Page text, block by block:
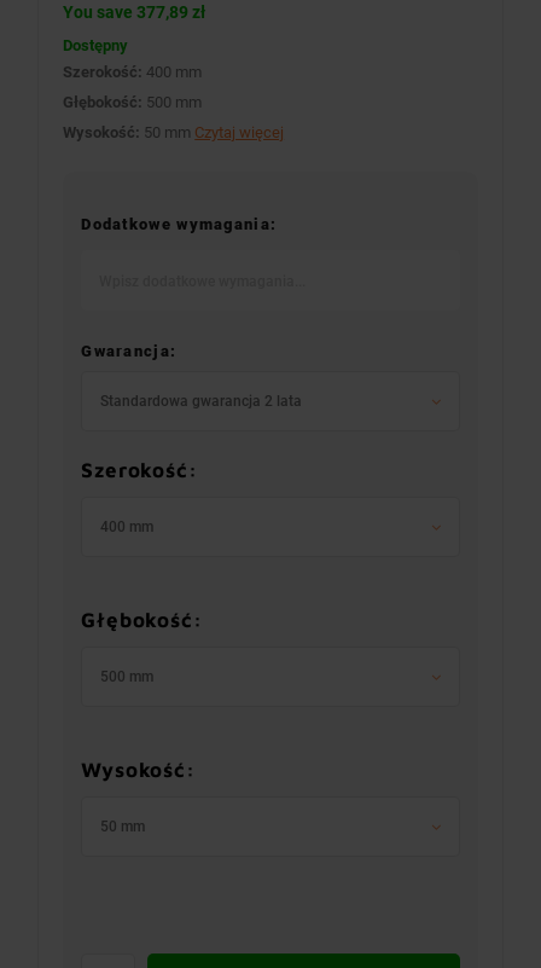
You save 377,89 zł
Dostępny
Szerokość: 400 mm
Głębokość: 500 mm
Wysokość: 50 mm Czytaj więcej
Dodatkowe wymagania:
Gwarancja:
Standardowa gwarancja 2 lata
Szerokość:
400 mm
Głębokość:
500 mm
Wysokość:
50 mm